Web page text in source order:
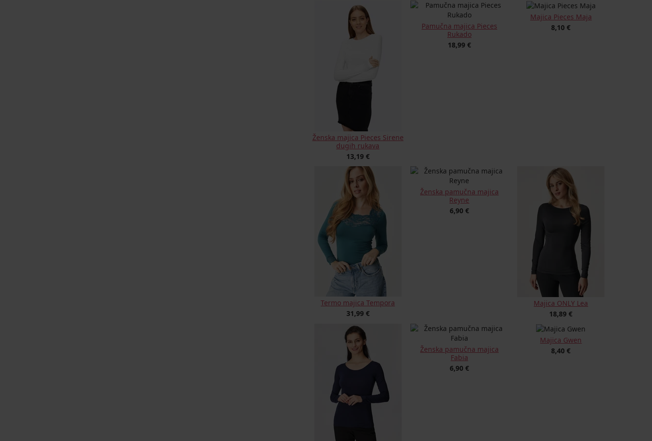
Ženska majica Pieces Sirene
dugih rukava
13,19 €
Pamučna majica Pieces
Rukado
18,99 €
Majica Pieces Maja
8,10 €
Termo majica Tempora
31,99 €
Ženska pamučna majica
Reyne
6,90 €
Majica ONLY Lea
18,89 €
Ženska pamučna majica
Fabia
6,90 €
Majica Gwen
8,40 €